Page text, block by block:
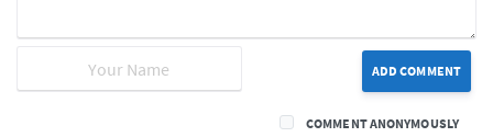
ADD COMMENT
COMMENT ANONYMOUSLY